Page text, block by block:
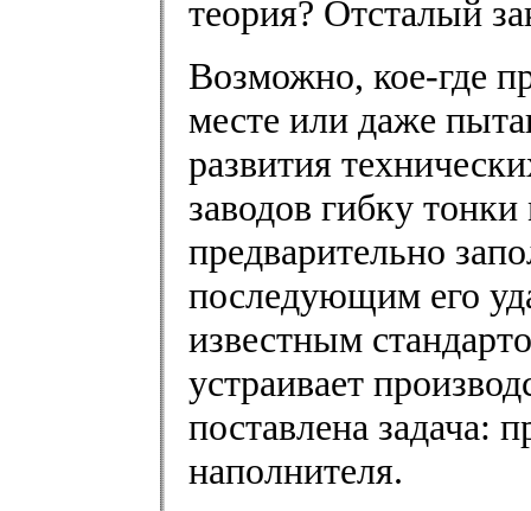
теория? Отсталый
Возможно, кое-где
месте или даже
развития
заводов гибку
предварительно
последующим его
известным
устраивает
поставлена задача:
наполнителя.